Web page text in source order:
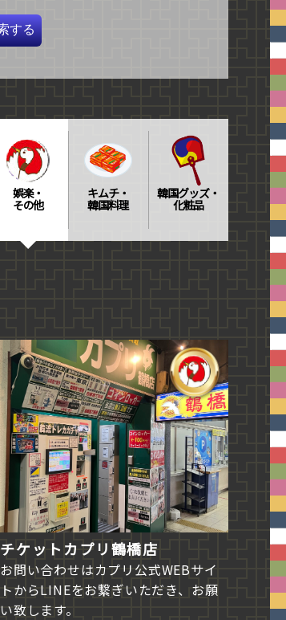
娯楽・
その他
キムチ・
韓国料理
韓国グッズ・
化粧品
チケットカプリ鶴橋店
お問い合わせはカプリ公式WEBサイ
トからLINEをお繋ぎいただき、お願
い致します。